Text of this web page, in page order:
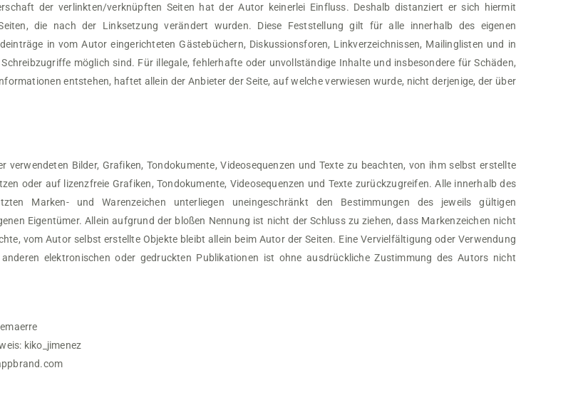
der verlinkten/verknüpften Seiten hat der Autor keinerlei Einfluss. Deshalb distanziert er sich hiermit
die nach der Linksetzung verändert wurden. Diese Feststellung gilt für alle innerhalb des eigenen
in vom Autor eingerichteten Gästebüchern, Diskussionsforen, Linkverzeichnissen, Mailinglisten und in
möglich sind. Für illegale, fehlerhafte oder unvollständige Inhalte und insbesondere für Schäden,
entstehen, haftet allein der Anbieter der Seite, auf welche verwiesen wurde, nicht derjenige, der über
Bilder, Grafiken, Tondokumente, Videosequenzen und Texte zu beachten, von ihm selbst erstellte
oder auf lizenzfreie Grafiken, Tondokumente, Videosequenzen und Texte zurückzugreifen. Alle innerhalb des
Marken- und Warenzeichen unterliegen uneingeschränkt den Bestimmungen des jeweils gültigen
Eigentümer. Allein aufgrund der bloßen Nennung ist nicht der Schluss zu ziehen, dass Markenzeichen nicht
vom Autor selbst erstellte Objekte bleibt allein beim Autor der Seiten. Eine Vervielfältigung oder Verwendung
elektronischen oder gedruckten Publikationen ist ohne ausdrückliche Zustimmung des Autors nicht
kiko_jimenez